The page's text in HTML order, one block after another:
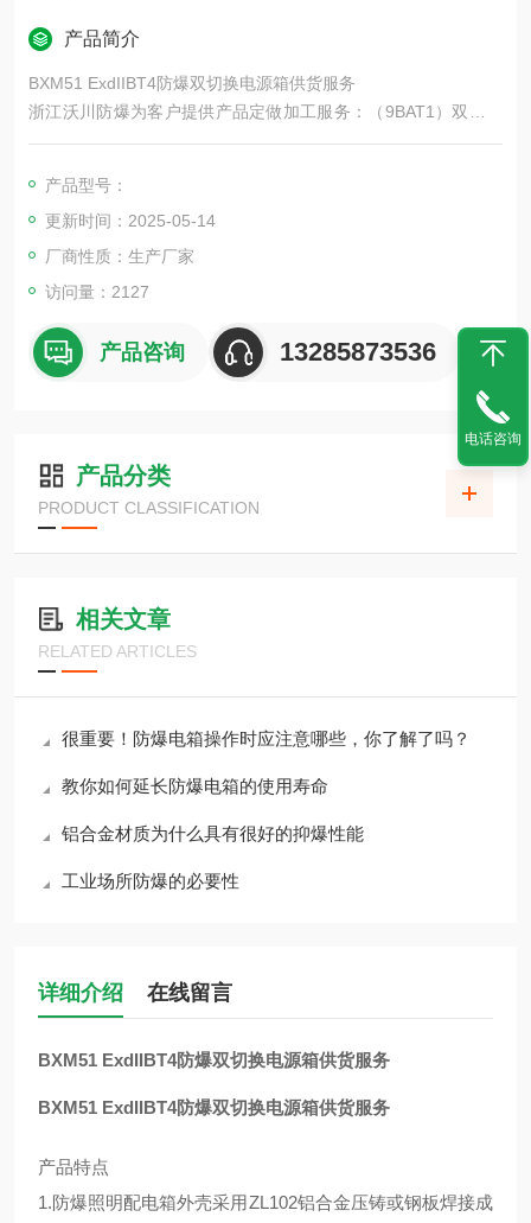
产品简介
BXM51 ExdIIBT4防爆双切换电源箱供货服务
浙江沃川防爆为客户提供产品定做加工服务：（9BAT1）双切换
电源箱BXM51 ExdIIBT4
断路器CM3-100M/3300 40A
保护开关KBO-12C/M12/06M
浪涌保护器ZGG80-385（4+0） TY
附件
产品型号：
更新时间：2025-05-14
厂商性质：生产厂家
访问量：2127
产品咨询 13285873536
产品分类
PRODUCT CLASSIFICATION
相关文章
RELATED ARTICLES
很重要！防爆电箱操作时应注意哪些，你了解了吗？
教你如何延长防爆电箱的使用寿命
铝合金材质为什么具有很好的抑爆性能
工业场所防爆的必要性
详细介绍 在线留言
BXM51 ExdIIBT4防爆双切换电源箱供货服务
BXM51 ExdIIBT4防爆双切换电源箱供货服务
产品特点
1.防爆照明配电箱外壳采用ZL102铝合金压铸或钢板焊接成
电话咨询